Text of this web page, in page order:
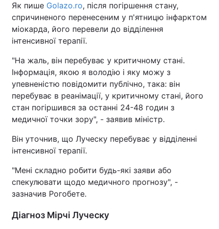
Як пише Golazo.ro, після погіршення стану,
спричиненого перенесеним у п'ятницю інфарктом
міокарда, його перевели до відділення
інтенсивної терапії.
"На жаль, він перебуває у критичному стані.
Інформація, якою я володію і яку можу з
упевненістю повідомити публічно, така: він
перебуває в реанімації, у критичному стані, його
стан погіршився за останні 24-48 годин з
медичної точки зору", - заявив міністр.
Він уточнив, що Луческу перебуває у відділенні
інтенсивної терапії.
"Мені складно робити будь-які заяви або
спекулювати щодо медичного прогнозу", -
зазначив Рогобете.
Діагноз Мірчі Луческу